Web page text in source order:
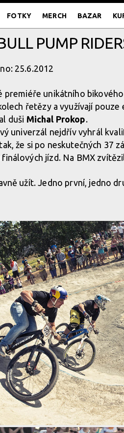
FOTKY MERCH BAZAR
PUMP
25.6.2012
premiéře unikátního
řetězy a využívají
duši Michal Prokop.
univerzál nejdřív vyhrál
že si po neskutečných 37
jízd. Na BMX
užít. Jedno první, jedno